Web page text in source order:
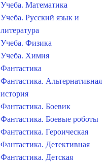
Учеба. Математика
Учеба. Русский язык и
литература
Учеба. Физика
Учеба. Химия
Фантастика
Фантастика. Альтернативная
история
Фантастика. Боевик
Фантастика. Боевые роботы
Фантастика. Героическая
Фантастика. Детективная
Фантастика. Детская